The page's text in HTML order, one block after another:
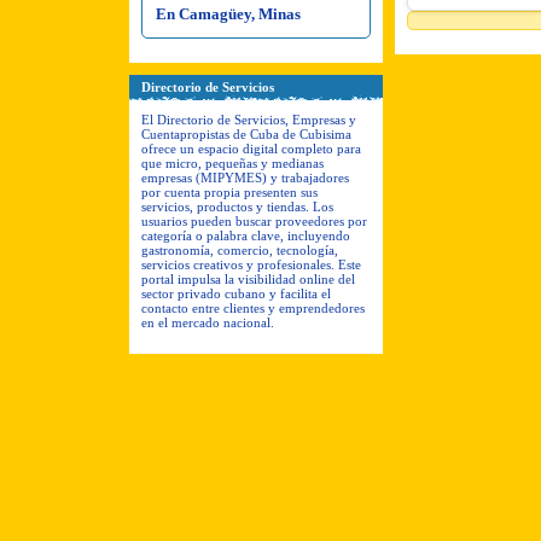
En Camagüey, Minas
Directorio de Servicios
El Directorio de Servicios, Empresas y
Cuentapropistas de Cuba de Cubisima
ofrece un espacio digital completo para
que micro, pequeñas y medianas
empresas (MIPYMES) y trabajadores
por cuenta propia presenten sus
servicios, productos y tiendas. Los
usuarios pueden buscar proveedores por
categoría o palabra clave, incluyendo
gastronomía, comercio, tecnología,
servicios creativos y profesionales. Este
portal impulsa la visibilidad online del
sector privado cubano y facilita el
contacto entre clientes y emprendedores
en el mercado nacional.